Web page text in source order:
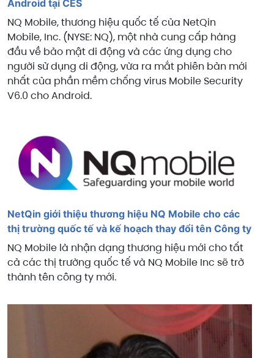
Android tại CES
NQ Mobile, thương hiệu quốc tế của NetQin
Mobile, Inc. (NYSE: NQ), một nhà cung cấp hàng
đầu về bảo mật di động và các ứng dụng cho
người sử dụng di động, vừa ra mắt phiên bản mới
nhất của phần mềm chống virus Mobile Security
V6.0 cho Android.
NetQin giới thiệu thương hiệu NQ Mobile cho các
thị trường quốc tế và kế hoạch thay đổi tên Công ty
NQ Mobile là nhận dạng thương hiệu mới cho tất
cả các thị trường quốc tế và NQ Mobile Inc sẽ trở
thành tên công ty mới.